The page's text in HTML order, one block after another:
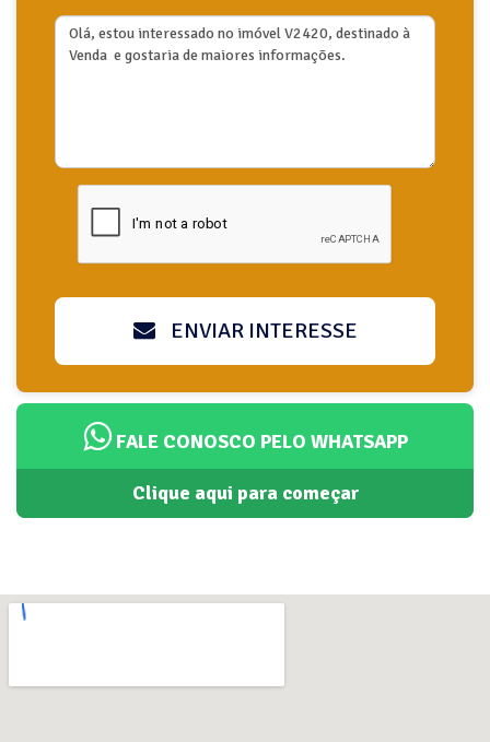
ENVIAR INTERESSE
FALE CONOSCO PELO WHATSAPP
Clique aqui para começar